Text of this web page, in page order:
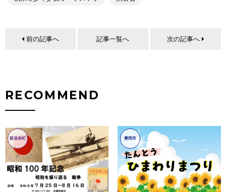
前の記事へ 記事一覧へ 次の記事へ
RECOMMEND
新温泉町 豊岡市